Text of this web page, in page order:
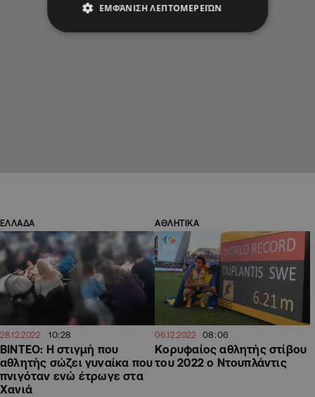
ΕΛΛΑΔΑ
28.12.2022 10:28
BINTEO: Η στιγμή που
αθλητής σώζει γυναίκα που
πνιγόταν ενώ έτρωγε στα
Χανιά
ΑΘΛΗΤΙΚΑ
06.12.2022 08:06
Κορυφαίος αθλητής στίβου
του 2022 ο Ντουπλάντις
ΕΜΦΆΝΙΣΗ ΛΕΠΤΟΜΕΡΕΙΏΝ